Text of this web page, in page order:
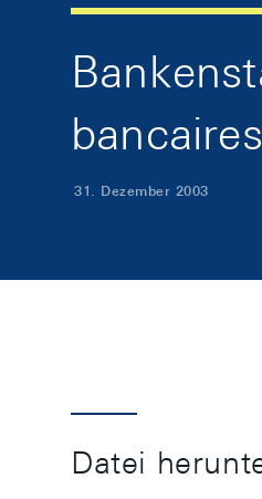
31. Dezember 2003
Datei